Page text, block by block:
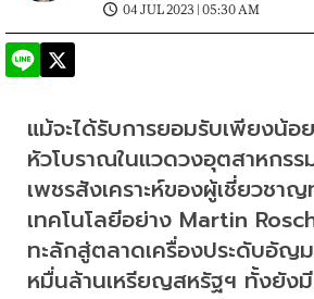
04 JUL 2023 | 05:30 AM
แม้จะได้รับการยอมรับเพียงน้อ
หัวโบราณในแวดวงอุตสาหกร
เพชรสังเคราะห์ของผู้เชี่ยวชา
เทคโนโลยีอย่าง Martin
ทะลักสู่ตลาดเครื่องประดับอั
หมื่นล้านเหรียญสหรัฐฯ ทั้งยัง